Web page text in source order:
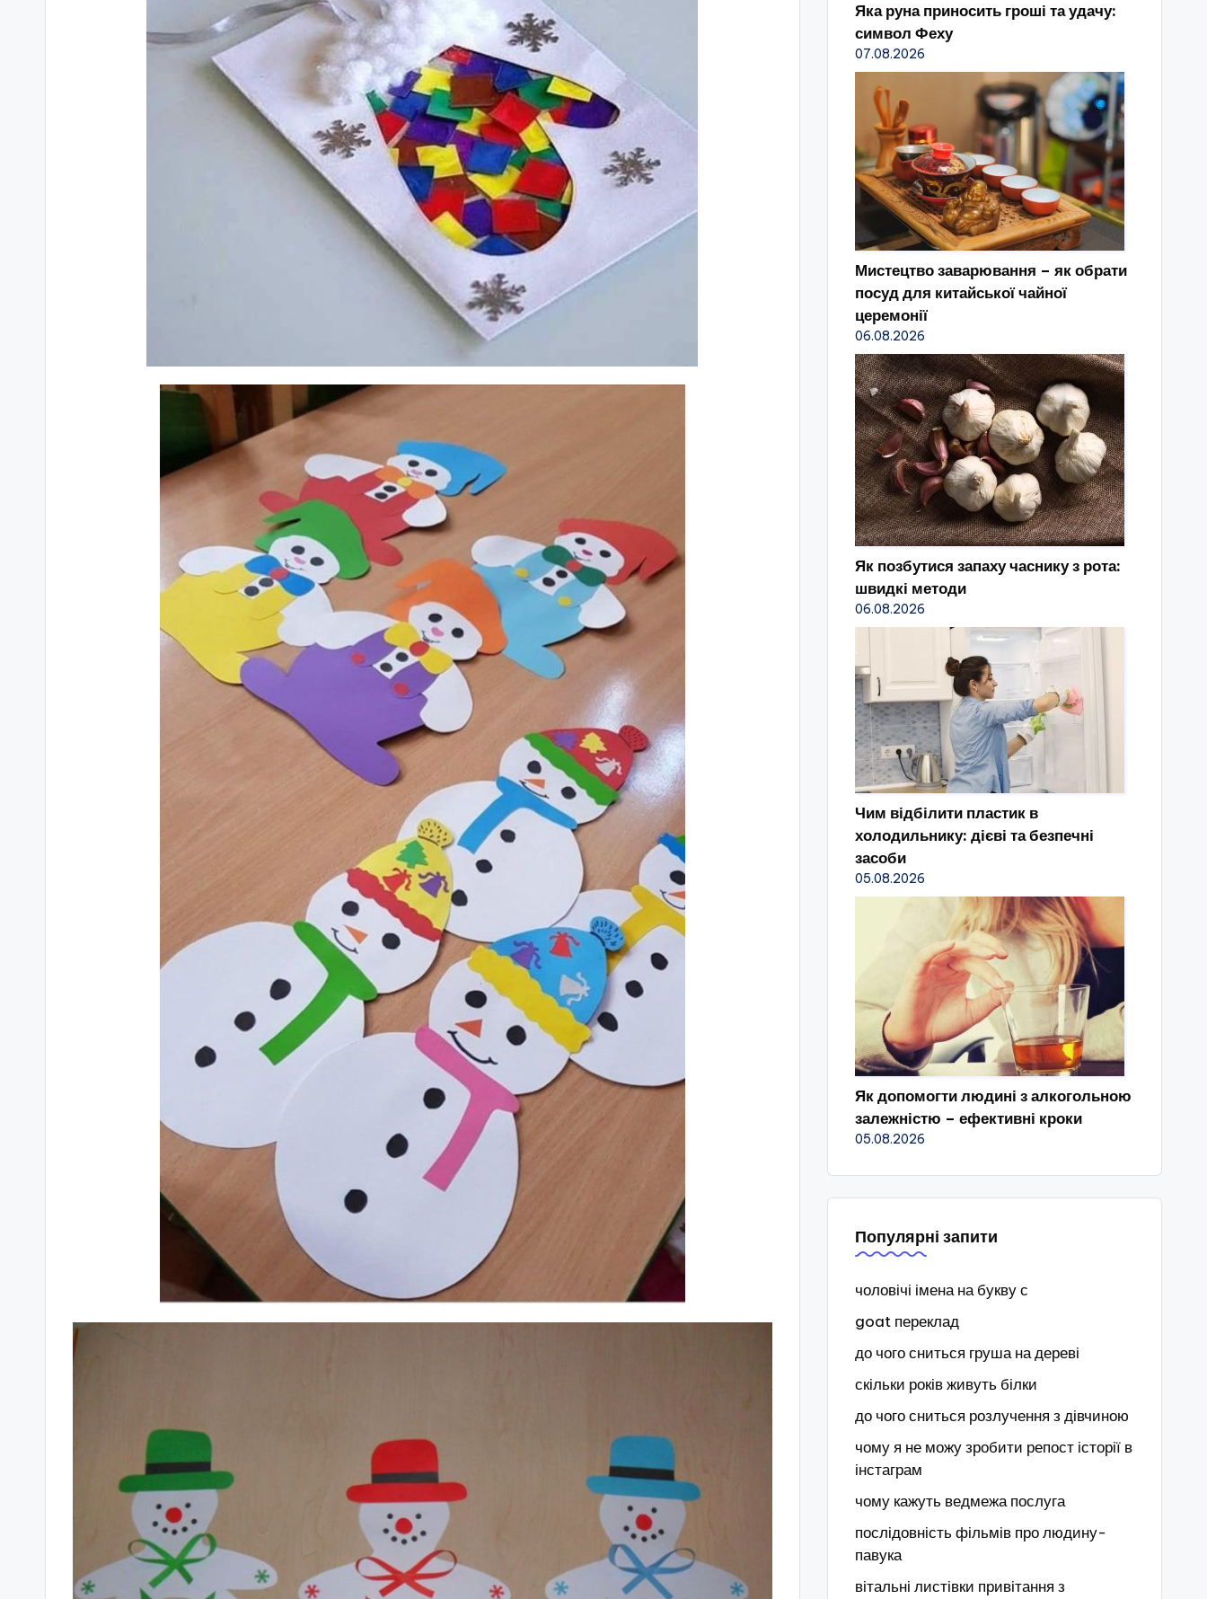
Яка руна приносить гроші та удачу:
символ Феху
07.08.2026
Мистецтво заварювання – як обрати
посуд для китайської чайної
церемонії
06.08.2026
Як позбутися запаху часнику з рота:
швидкі методи
06.08.2026
Чим відбілити пластик в
холодильнику: дієві та безпечні
засоби
05.08.2026
Як допомогти людині з алкогольною
залежністю – ефективні кроки
05.08.2026
Популярні запити
чоловічі імена на букву с
goat переклад
до чого сниться груша на дереві
скільки років живуть білки
до чого сниться розлучення з дівчиною
чому я не можу зробити репост історії в
інстаграм
чому кажуть ведмежа послуга
послідовність фільмів про людину-
павука
вітальні листівки привітання з